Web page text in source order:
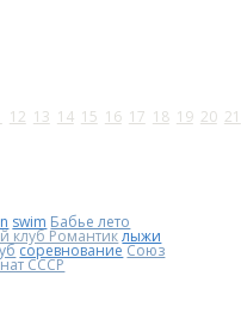
12 13 14 15 16 17 18 19 20 21
swim Бабье лето
клуб Романтиклыжи
соревнованиеСоюз
СССР